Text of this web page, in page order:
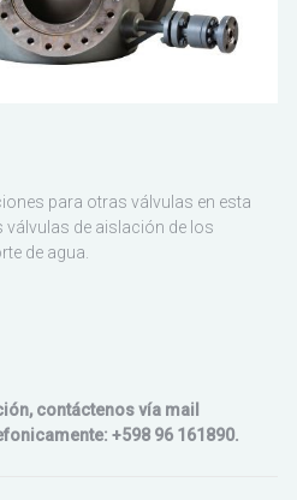
para otras válvulas en esta
de aislación de los
de agua.
contáctenos vía mail
+598 96 161890.